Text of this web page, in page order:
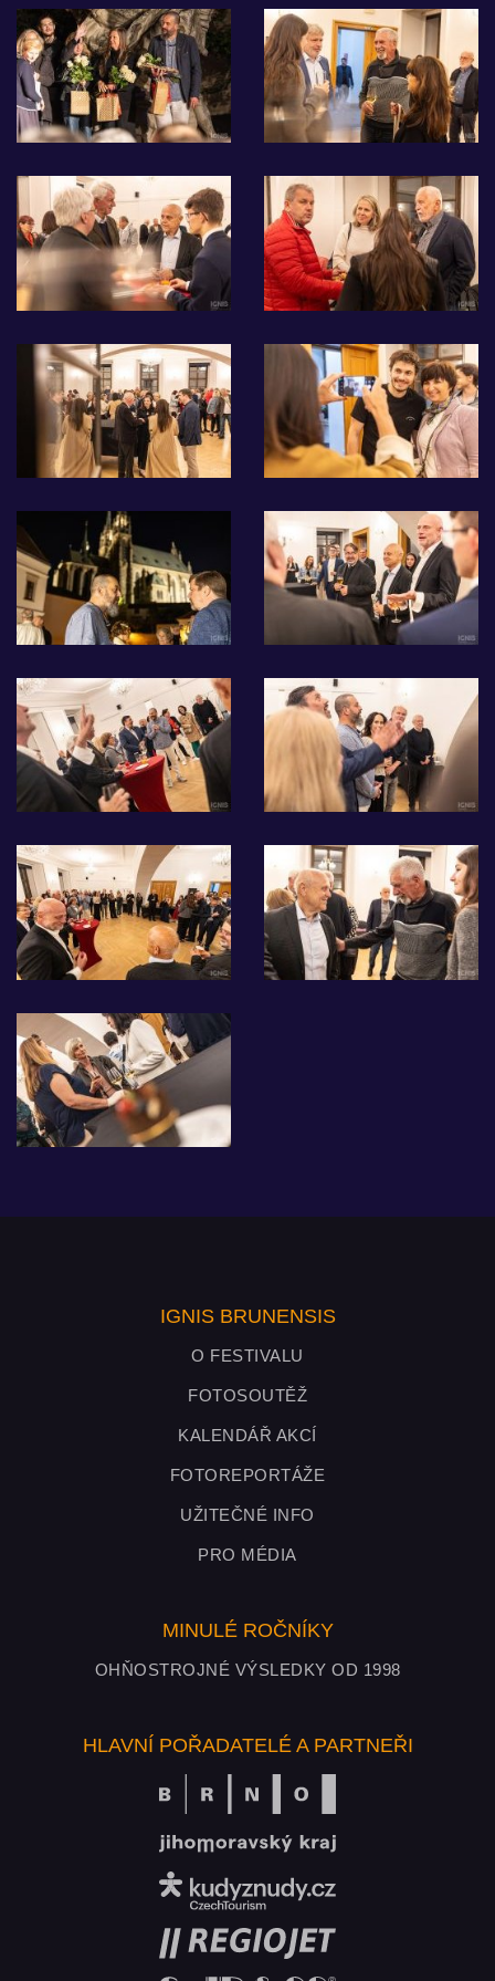
IGNIS BRUNENSIS
O FESTIVALU
FOTOSOUTĚŽ
KALENDÁŘ AKCÍ
FOTOREPORTÁŽE
UŽITEČNÉ INFO
PRO MÉDIA
MINULÉ ROČNÍKY
OHŇOSTROJNÉ VÝSLEDKY OD 1998
HLAVNÍ POŘADATELÉ A PARTNEŘI